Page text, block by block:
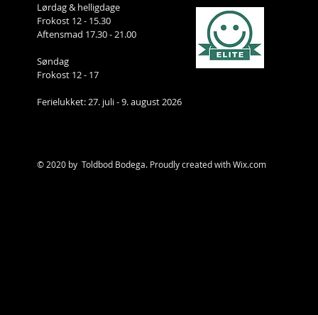
Lørdag & helligdage
Frokost 12 - 15.30
Aftensmad 17.30 - 21.00
Søndag
Frokost 12 - 17
Ferielukket: 27. juli - 9. august 2026
© 2020 by Toldbod Bodega. Proudly created withWix.com